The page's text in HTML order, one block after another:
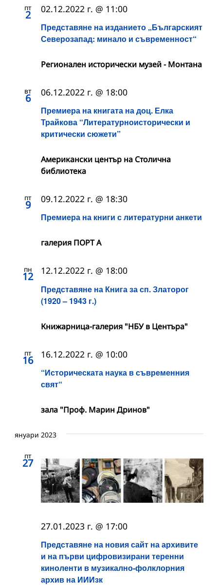
пт
2
Представяне на изданието „Българският
Северозапад: минало и съвременност“
02.12.2022 г. @ 11:00
Регионален исторически музей - Монтана
вт
6
Премиера на книгата на доц. Елка
Трайкова “Литературноисторически и
критически сюжети”
06.12.2022 г. @ 18:00
Американски център на Столична
библиотека
пт
9
Премиера на книги с литературни анкети
09.12.2022 г. @ 18:30
галерия ПОРТ А
пн
12
Представяне на Книга за сп. Златорог
(1920 – 1943 г.)
12.12.2022 г. @ 18:00
Книжарница-галерия "НБУ в Центъра"
пт
16
“Историческата наука в съвременния
свят“
16.12.2022 г. @ 10:00
зала "Проф. Марин Дринов"
януари 2023
пт
27
Представяне на новия сайт на архивите
и на първи цифровизирани теренни
киноленти в музикално-фолклорния
архив на ИИИзк
27.01.2023 г. @ 17:00